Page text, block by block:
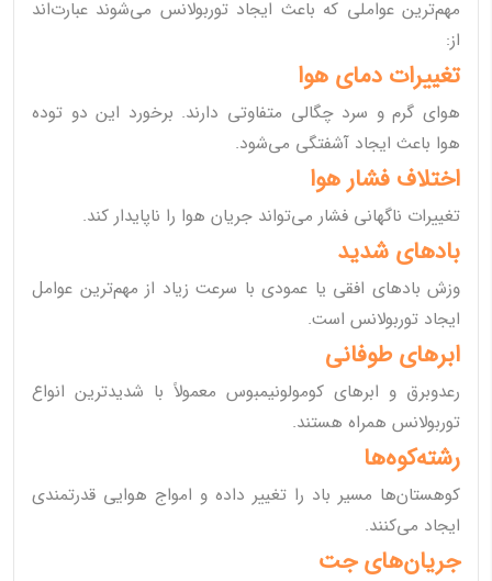
مهم‌ترین عواملی که باعث ایجاد توربولانس می‌شوند عبارت‌اند
از:
تغییرات دمای هوا
هوای گرم و سرد چگالی متفاوتی دارند. برخورد این دو توده
هوا باعث ایجاد آشفتگی می‌شود.
اختلاف فشار هوا
تغییرات ناگهانی فشار می‌تواند جریان هوا را ناپایدار کند.
بادهای شدید
وزش بادهای افقی یا عمودی با سرعت زیاد از مهم‌ترین عوامل
ایجاد توربولانس است.
ابرهای طوفانی
رعدوبرق و ابرهای کومولونیمبوس معمولاً با شدیدترین انواع
توربولانس همراه هستند.
رشته‌کوه‌ها
کوهستان‌ها مسیر باد را تغییر داده و امواج هوایی قدرتمندی
ایجاد می‌کنند.
جریان‌های جت